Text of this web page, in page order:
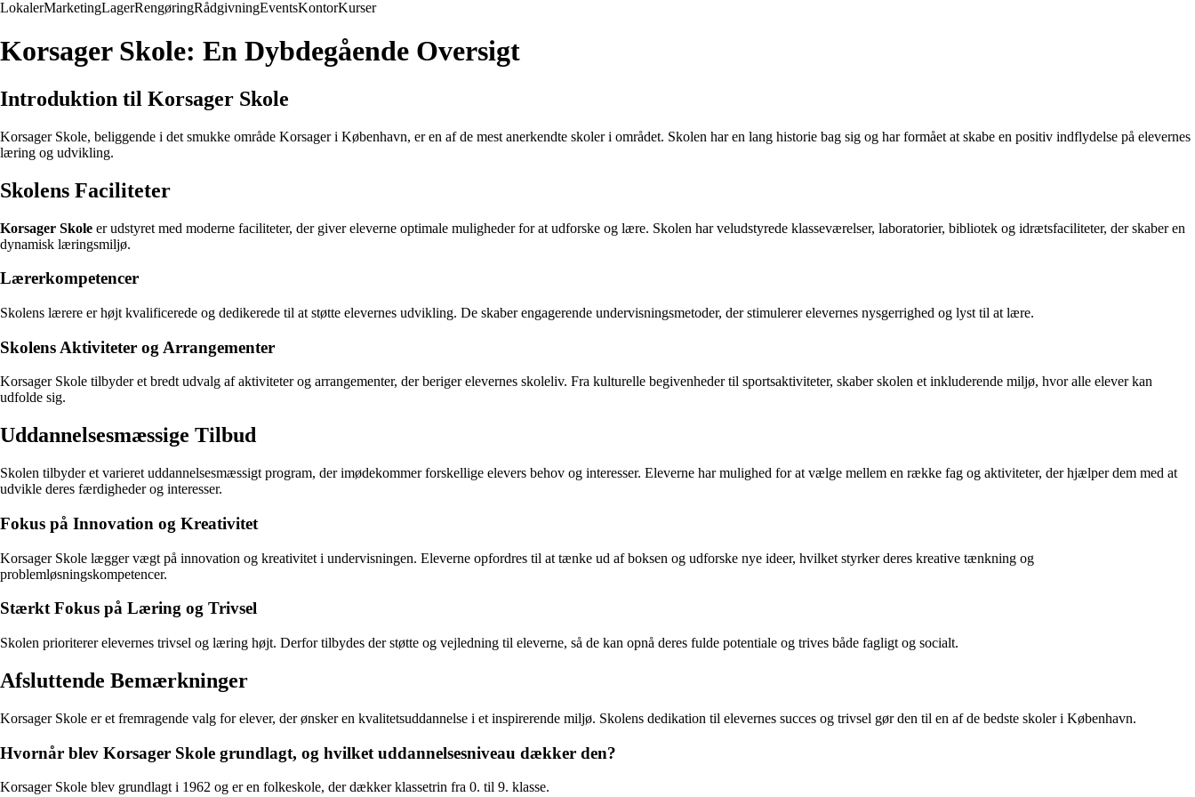
LokalerMarketingLagerRengøringRådgivningEventsKontorKurser
Korsager Skole: En Dybdegående Oversigt
Introduktion til Korsager Skole
Korsager Skole, beliggende i det smukke område Korsager i København, er en af de mest anerkendte skoler i området. Skolen har en lang historie bag sig og har formået at skabe en positiv indflydelse på elevernes
læring og udvikling.
Skolens Faciliteter
Korsager Skole er udstyret med moderne faciliteter, der giver eleverne optimale muligheder for at udforske og lære. Skolen har veludstyrede klasseværelser, laboratorier, bibliotek og idrætsfaciliteter, der skaber en
dynamisk læringsmiljø.
Lærerkompetencer
Skolens lærere er højt kvalificerede og dedikerede til at støtte elevernes udvikling. De skaber engagerende undervisningsmetoder, der stimulerer elevernes nysgerrighed og lyst til at lære.
Skolens Aktiviteter og Arrangementer
Korsager Skole tilbyder et bredt udvalg af aktiviteter og arrangementer, der beriger elevernes skoleliv. Fra kulturelle begivenheder til sportsaktiviteter, skaber skolen et inkluderende miljø, hvor alle elever kan
udfolde sig.
Uddannelsesmæssige Tilbud
Skolen tilbyder et varieret uddannelsesmæssigt program, der imødekommer forskellige elevers behov og interesser. Eleverne har mulighed for at vælge mellem en række fag og aktiviteter, der hjælper dem med at
udvikle deres færdigheder og interesser.
Fokus på Innovation og Kreativitet
Korsager Skole lægger vægt på innovation og kreativitet i undervisningen. Eleverne opfordres til at tænke ud af boksen og udforske nye ideer, hvilket styrker deres kreative tænkning og
problemløsningskompetencer.
Stærkt Fokus på Læring og Trivsel
Skolen prioriterer elevernes trivsel og læring højt. Derfor tilbydes der støtte og vejledning til eleverne, så de kan opnå deres fulde potentiale og trives både fagligt og socialt.
Afsluttende Bemærkninger
Korsager Skole er et fremragende valg for elever, der ønsker en kvalitetsuddannelse i et inspirerende miljø. Skolens dedikation til elevernes succes og trivsel gør den til en af de bedste skoler i København.
Hvornår blev Korsager Skole grundlagt, og hvilket uddannelsesniveau dækker den?
Korsager Skole blev grundlagt i 1962 og er en folkeskole, der dækker klassetrin fra 0. til 9. klasse.